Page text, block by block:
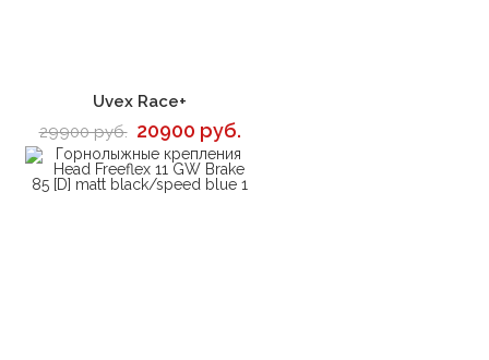
В корзину
Uvex Race+
29900 руб. 20900 руб.